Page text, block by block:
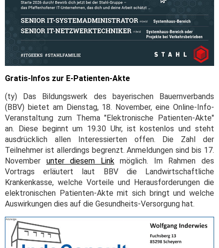
Gratis-Infos zur E-Patienten-Akte
(ty) Das Bildungswerk des bayerischen Bauernverbands
(BBV) bietet am Dienstag, 18. November, eine Online-Info-
Veranstaltung zum Thema "Elektronische Patienten-Akte"
an. Diese beginnt um 19.30 Uhr, ist kostenlos und steht
ausdrücklich allen Interessierten offen. Die Zahl der
Teilnehmer ist allerdings begrenzt. Anmeldungen sind bis 17.
November unter diesem Linkmöglich. Im Rahmen des
Vortrags erläutert laut BBV die Landwirtschaftliche
Krankenkasse, welche Vorteile und Herausforderungen die
elektronischen Patienten-Akte mit sich bringt und welche
Auswirkungen dies auf die Gesundheits-Versorgung hat.